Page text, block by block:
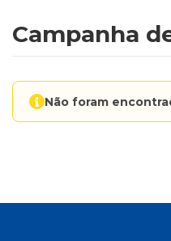
Campanha
Não foram